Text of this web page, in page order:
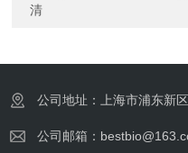
清
公司地址：上海市浦东新区
公司邮箱：